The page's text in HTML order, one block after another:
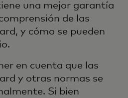
una mejor garantía
de las
y cómo se pueden
en cuenta que las
y otras normas se
Si bien